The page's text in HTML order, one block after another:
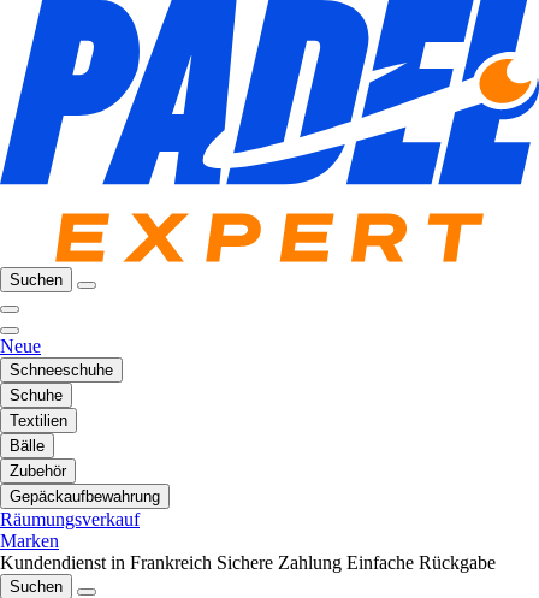
Suchen
Neue
Schneeschuhe
Schuhe
Textilien
Bälle
Zubehör
Gepäckaufbewahrung
Räumungsverkauf
Marken
Kundendienst in Frankreich Sichere Zahlung Einfache Rückgabe
Suchen